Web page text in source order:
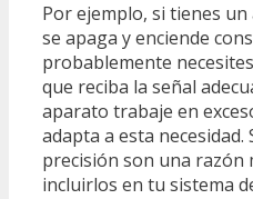
Por ejemplo, si tienes
se apaga y enciende
probablemente
que reciba la señal
aparato trabaje en
adapta a esta
precisión son una razón
incluirlos en tu sistema